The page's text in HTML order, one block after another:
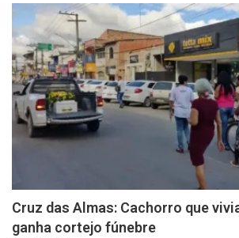
Cruz das Almas: Cachorro que
ganha cortejo fúnebre